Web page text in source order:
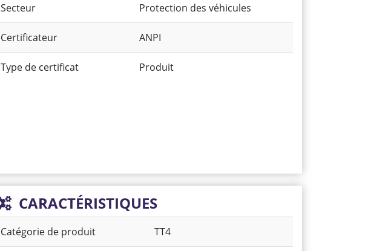
Secteur Protection des véhicules
Certificateur ANPI
Type de certificat Produit
CARACTÉRISTIQUES
Catégorie de produit TT4